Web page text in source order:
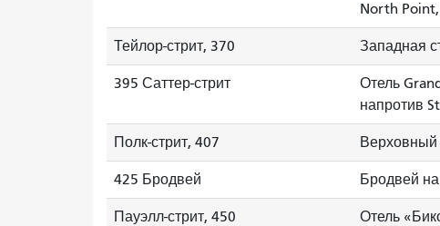
North
Тейлор-стрит, 370 Западная
395 Саттер-стрит
Отель
напротив
Полк-стрит, 407 Верховный
425 Бродвей Бродвей
Пауэлл-стрит, 450 Отель